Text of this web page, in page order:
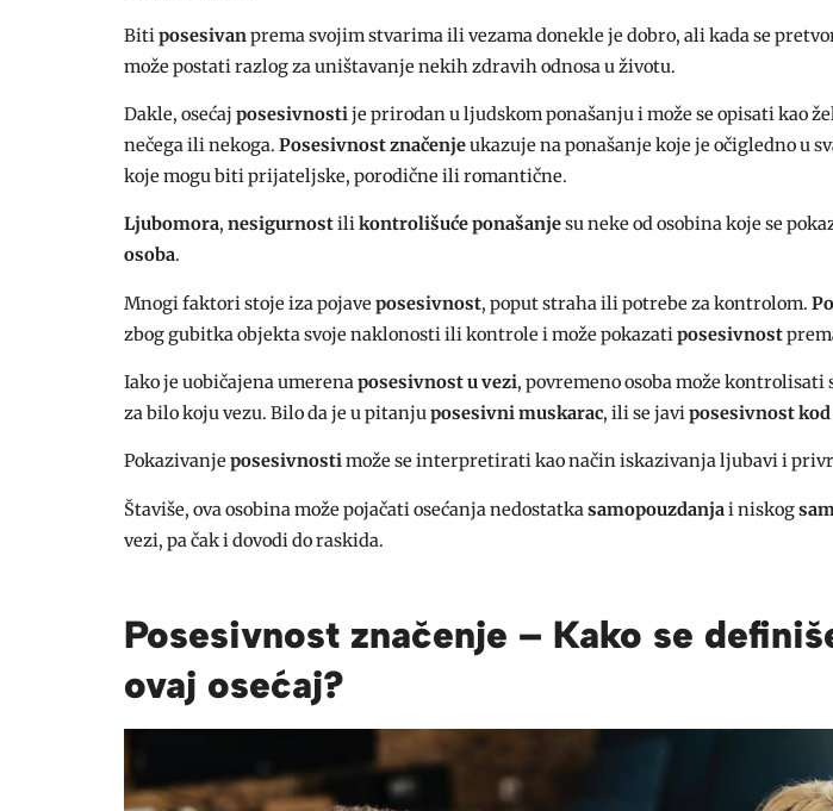
Bitiposesivan prema svojim stvarima ili vezama donekle je dobro, ali kada se
može postati razlog za uništavanje nekih zdravih odnosa u životu.
Dakle, osećajposesivnostije prirodan u ljudskom ponašanju i može se opisati kao
nečega ili nekoga.Posesivnost značenjeukazuje na ponašanje koje je očigledno u
koje mogu biti prijateljske, porodične ili romantične.
Ljubomora,nesigurnostilikontrolišuće ponašanjesu neke od osobina koje se
osoba.
Mnogi faktori stoje iza pojaveposesivnost, poput straha ili potrebe za kontrolom.
zbog gubitka objekta svoje naklonosti ili kontrole i može pokazatiposesivnost
Iako je uobičajena umerenaposesivnost u vezi, povremeno osoba može
za bilo koju vezu. Bilo da je u pitanjuposesivni muskarac, ili se javiposesivnost kod
Pokazivanjeposesivnostimože se interpretirati kao način iskazivanja ljubavi i
Štaviše, ova osobina može pojačati osećanja nedostatkasamopouzdanjai niskog
vezi, pa čak i dovodi do raskida.
Posesivnost značenje – Kako se
ovaj osećaj?